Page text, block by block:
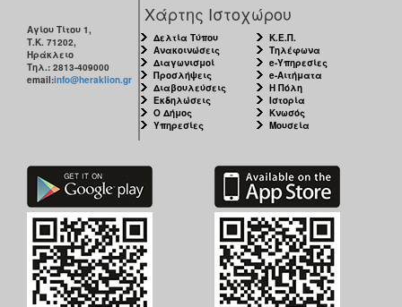
ΔΗΜΟΤΗΣ
Αγίου Τίτου 1,
Τ.Κ. 71202,
Ηράκλειο
Τηλ.: 2813-409000
email:info@heraklion.gr
Χάρτης Ιστοχώρου
Δελτία Τύπου
Ανακοινώσεις
Διαγωνισμοί
Προσλήψεις
Διαβουλεύσεις
Εκδηλώσεις
Ο Δήμος
Υπηρεσίες
Κ.Ε.Π.
Τηλέφωνα
e-Υπηρεσίες
e-Αιτήματα
Η Πόλη
Ιστορία
Κνωσός
Μουσεία